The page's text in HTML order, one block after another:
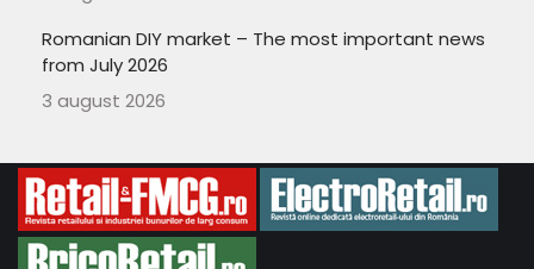
Romanian DIY market – The most important news
from July 2026
3 august 2026